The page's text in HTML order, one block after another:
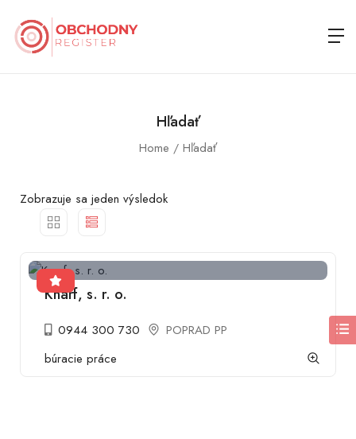
Hľadať
Home Hľadať
Zobrazuje sa jeden výsledok
Knarf, s. r. o.
0944 300 730
POPRAD PP
búracie práce